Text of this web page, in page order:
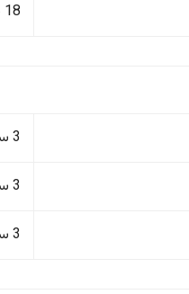
18 بوصة
3 سنوات/100,000 كم
3 سنوات/100,000 كم
3 سنوات/100,000 كم